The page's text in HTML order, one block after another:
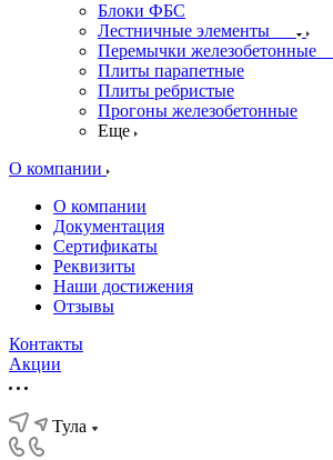
Блоки ФБС
Лестничные элементы
Перемычки железобетонные
Плиты парапетные
Плиты ребристые
Прогоны железобетонные
Еще
О компании
О компании
Документация
Сертификаты
Реквизиты
Наши достижения
Отзывы
Контакты
Акции
Тула